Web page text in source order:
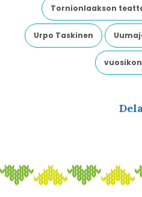
Tornionlaakson
Urpo Taskinen